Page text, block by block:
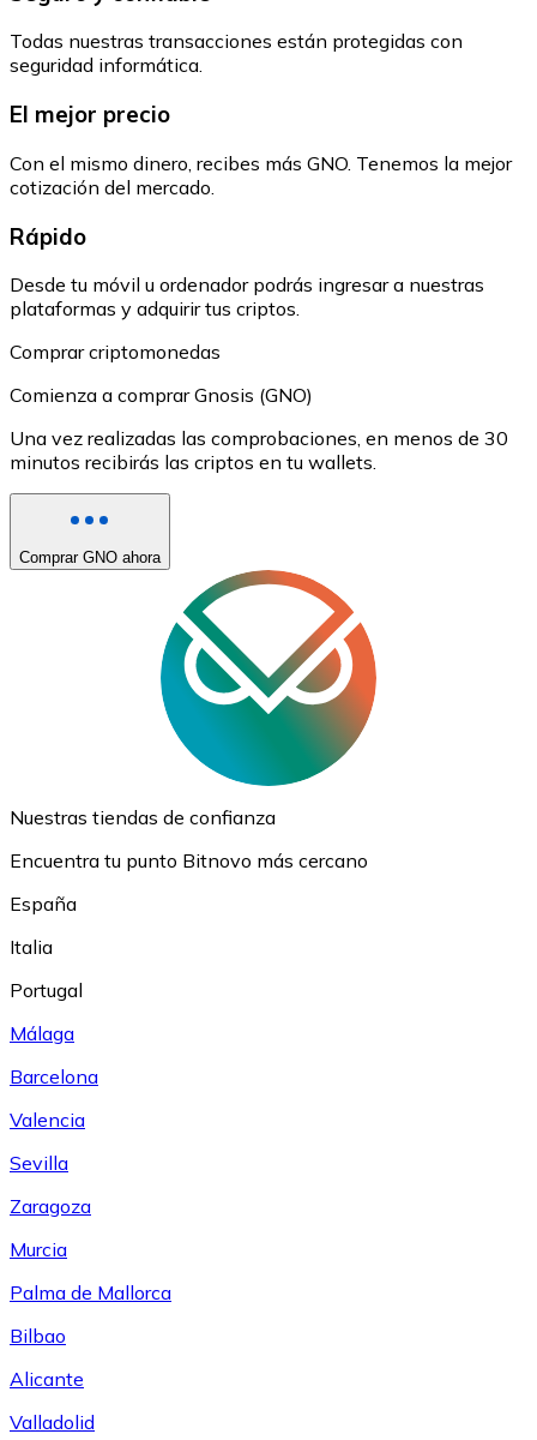
Todas nuestras transacciones están protegidas con
seguridad informática.
El mejor precio
Con el mismo dinero, recibes más GNO. Tenemos la mejor
cotización del mercado.
Rápido
Desde tu móvil u ordenador podrás ingresar a nuestras
plataformas y adquirir tus criptos.
Comprar criptomonedas
Comienza a comprar Gnosis (GNO)
Una vez realizadas las comprobaciones, en menos de 30
minutos recibirás las criptos en tu wallets.
Comprar GNO ahora
Nuestras tiendas de confianza
Encuentra tu punto Bitnovo más cercano
España
Italia
Portugal
Málaga
Barcelona
Valencia
Sevilla
Zaragoza
Murcia
Palma de Mallorca
Bilbao
Alicante
Valladolid